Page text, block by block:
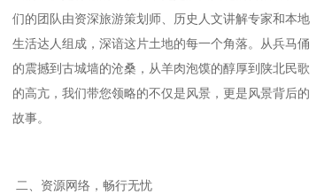
们的团队由资深旅游策划师、历史人文讲解专家和本地
生活达人组成，深谙这片土地的每一个角落。从兵马俑
的震撼到古城墙的沧桑，从羊肉泡馍的醇厚到陕北民歌
的高亢，我们带您领略的不仅是风景，更是风景背后的
故事。
二、资源网络，畅行无忧